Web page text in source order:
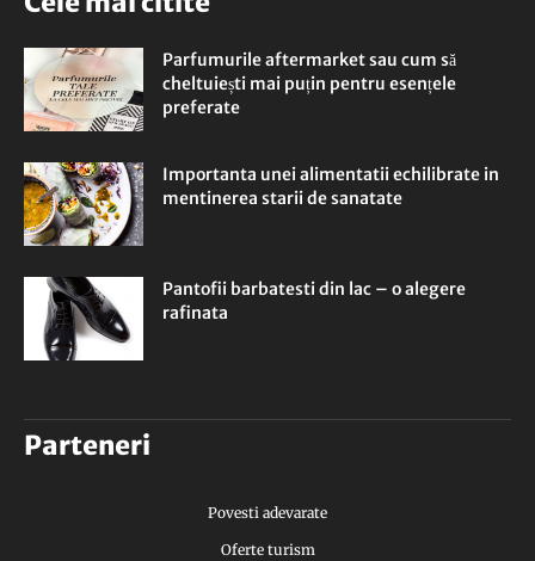
Parfumurile aftermarket sau cum să
cheltuiești mai puțin pentru esențele
preferate
Importanta unei alimentatii echilibrate in
mentinerea starii de sanatate
Pantofii barbatesti din lac – o alegere
rafinata
Parteneri
Povesti adevarate
Oferte turism